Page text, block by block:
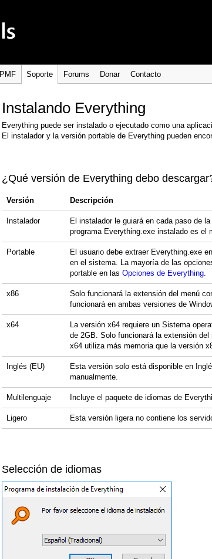
PMF Soporte Forums Donar Contacto
Instalando Everything
Everything puede ser instalado o ejecutado como una
El instalador y la versión portable de Everything pueden
¿Qué versión de Everything debo
Versión Descripción
Instalador
El instalador le guiará en cada paso de
programa Everything.exe instalado es el
Portable
El usuario debe extraer Everything.exe
en el sistema. La mayoría de las
portable en las Opciones de Everything.
x86
Solo funcionará la extensión del menú
funcionará en ambas versiones de
x64
La versión x64 requiere un Sistema
de 2GB. Solo funcionará la extensión
x64 utiliza más memoria que la versión
Inglés (EU)
Esta versión solo está disponible en
manualmente.
Multilenguaje Incluye el paquete de idiomas de
Ligero Esta versión ligera no contiene los
Selección de idiomas